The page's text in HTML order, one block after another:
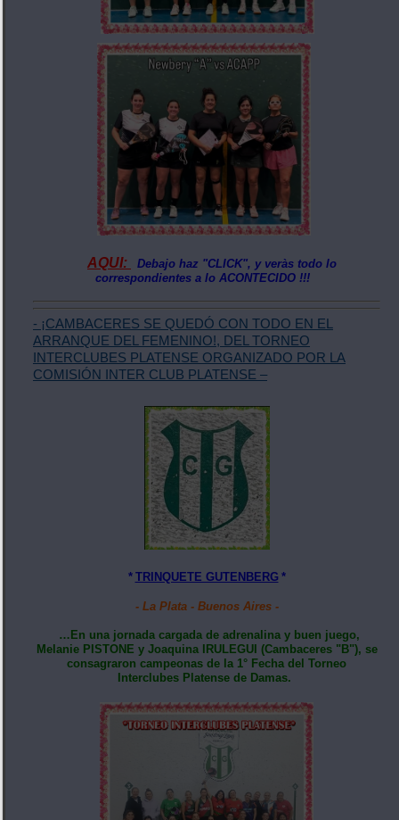
AQUI:
Debajo haz "CLICK", y veràs todo lo
correspondientes a lo ACONTECIDO !!!
- ¡CAMBACERES SE QUEDÓ CON TODO EN EL
ARRANQUE DEL FEMENINO!, DEL TORNEO
INTERCLUBES PLATENSE ORGANIZADO POR LA
COMISIÓN INTER CLUB PLATENSE –
* TRINQUETE GUTENBERG *
- La Plata - Buenos Aires -
…En una jornada cargada de adrenalina y buen juego,
Melanie PISTONE y Joaquina IRULEGUI (Cambaceres "B"), se
consagraron campeonas de la 1° Fecha del Torneo
Interclubes Platense de Damas.